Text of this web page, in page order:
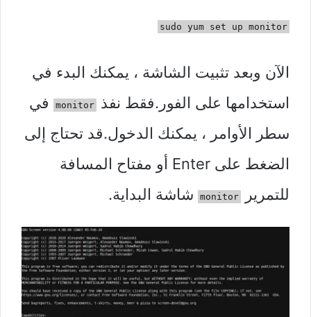
sudo yum set up monitor
الآن وبعد تثبيت الشاشة ، يمكنك البدء في
استخدامها على الفور.فقط نفذ
monitor
في
سطر الأوامر ، يمكنك الدخول.قد تحتاج إلى
الضغط على Enter أو مفتاح المسافة
للتمرير
monitor شاشة البداية.